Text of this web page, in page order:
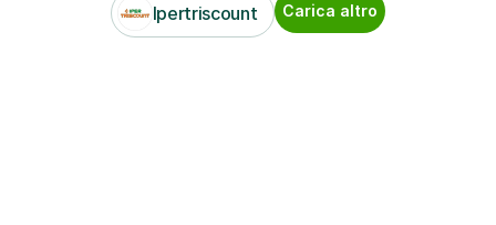
Ipertriscount Carica altro